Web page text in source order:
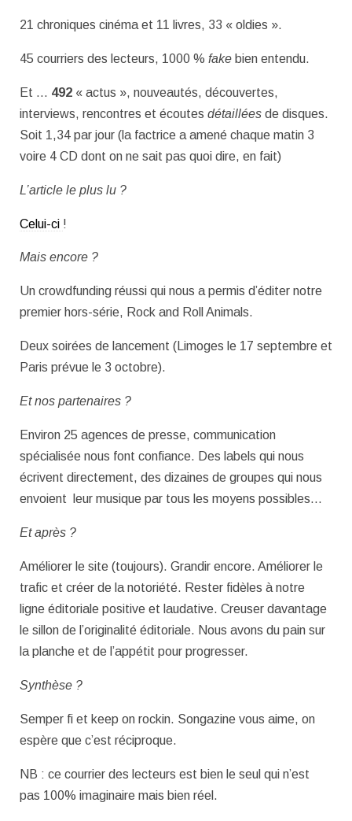
21 chroniques cinéma et 11 livres, 33 « oldies ».
45 courriers des lecteurs, 1000 % fake bien entendu.
Et … 492 « actus », nouveautés, découvertes,
interviews, rencontres et écoutes détaillées de disques.
Soit 1,34 par jour (la factrice a amené chaque matin 3
voire 4 CD dont on ne sait pas quoi dire, en fait)
L’article le plus lu ?
Celui-ci !
Mais encore ?
Un crowdfunding réussi qui nous a permis d’éditer notre
premier hors-série, Rock and Roll Animals.
Deux soirées de lancement (Limoges le 17 septembre et
Paris prévue le 3 octobre).
Et nos partenaires ?
Environ 25 agences de presse, communication
spécialisée nous font confiance. Des labels qui nous
écrivent directement, des dizaines de groupes qui nous
envoient leur musique par tous les moyens possibles…
Et après ?
Améliorer le site (toujours). Grandir encore. Améliorer le
trafic et créer de la notoriété. Rester fidèles à notre
ligne éditoriale positive et laudative. Creuser davantage
le sillon de l’originalité éditoriale. Nous avons du pain sur
la planche et de l’appétit pour progresser.
Synthèse ?
Semper fi et keep on rockin. Songazine vous aime, on
espère que c’est réciproque.
NB : ce courrier des lecteurs est bien le seul qui n’est
pas 100% imaginaire mais bien réel.